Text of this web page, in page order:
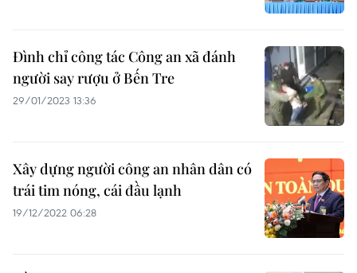
Đình chỉ công tác Công an xã đánh
người say rượu ở Bến Tre
29/01/2023 13:36
Xây dựng người công an nhân dân có
trái tim nóng, cái đầu lạnh
19/12/2022 06:28